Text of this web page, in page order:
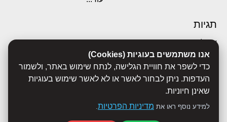
אנו משתמשים בעוגיות (Cookies)
כדי לשפר את חוויית הגלישה, לנתח שימוש באתר, ולשמור
העדפות. ניתן לבחור לאשר או לא לאשר שימוש בעוגיות
שאינן חיוניות.
למידע נוסף ראו את מדיניות הפרטיות.
תגיות
אבולוציה
אכסדרה
אנשים
ביוגרפיות
ביולוגיה
ג'רונימו סטילטון